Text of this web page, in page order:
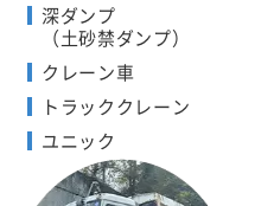
深ダンプ
（土砂禁ダンプ）
クレーン車
トラッククレーン
ユニック